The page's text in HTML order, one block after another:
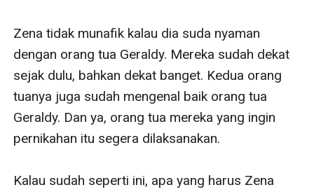
Zena tidak munafik kalau dia suda nyaman
dengan orang tua Geraldy. Mereka sudah dekat
sejak dulu, bahkan dekat banget. Kedua orang
tuanya juga sudah mengenal baik orang tua
Geraldy. Dan ya, orang tua mereka yang ingin
pernikahan itu segera dilaksanakan.
Kalau sudah seperti ini, apa yang harus Zena